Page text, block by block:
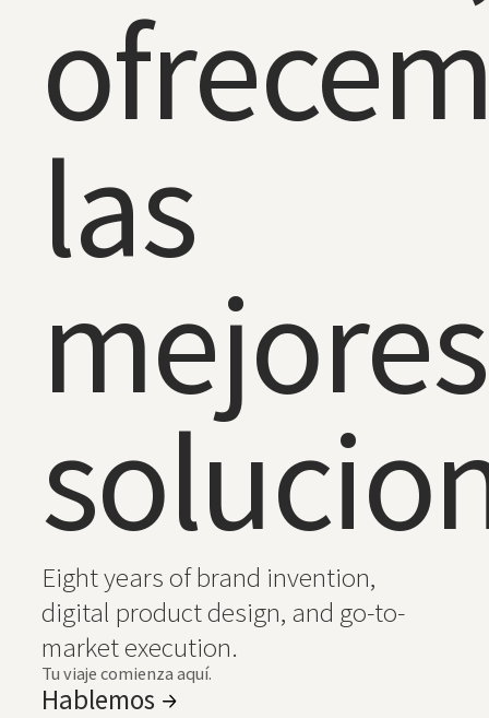
las
mejores
Eight years of brand invention,
digital product design, and go-to-
market execution.
Tu viaje comienza aquí.
Hablemos